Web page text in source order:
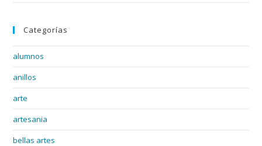
Categorías
alumnos
anillos
arte
artesania
bellas artes